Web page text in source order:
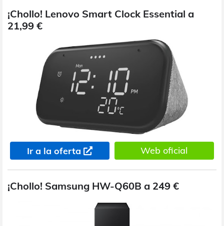
¡Chollo! Lenovo Smart Clock Essential a
21,99 €
Ir a la oferta Web oficial
¡Chollo! Samsung HW-Q60B a 249 €